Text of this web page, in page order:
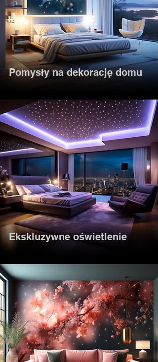
Pomysły na dekorację domu
Ekskluzywne oświetlenie